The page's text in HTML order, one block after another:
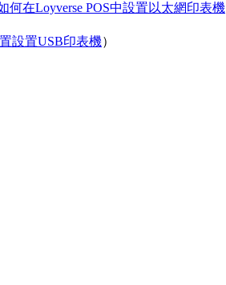
何在Loyverse POS中設置以太網印表機
設置USB印表機）